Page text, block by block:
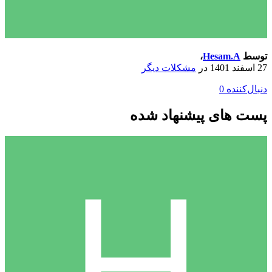
توسط Hesam.A،
27 اسفند 1401
در مشکلات دیگر
دنبال‌کننده 0
پست های پیشنهاد شده